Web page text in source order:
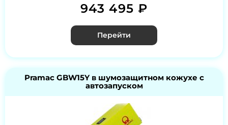
943 495 ₽
Перейти
Pramac GBW15Y в шумозащитном кожухе с
автозапуском